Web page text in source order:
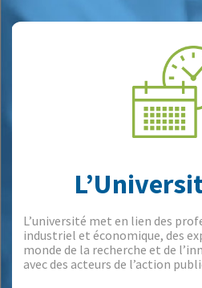
L’université met en lien des
industriel et économique, des
monde de la recherche et de
avec des acteurs de l’action